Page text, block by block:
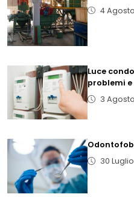
4
Luce
problemi
3
30